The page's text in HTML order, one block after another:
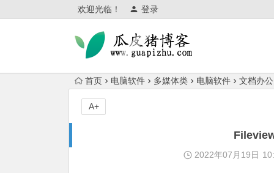
欢迎光临！ 登录
首页 电脑软件 多媒体类 电脑软件 文档办公
2022年07月19日
A+